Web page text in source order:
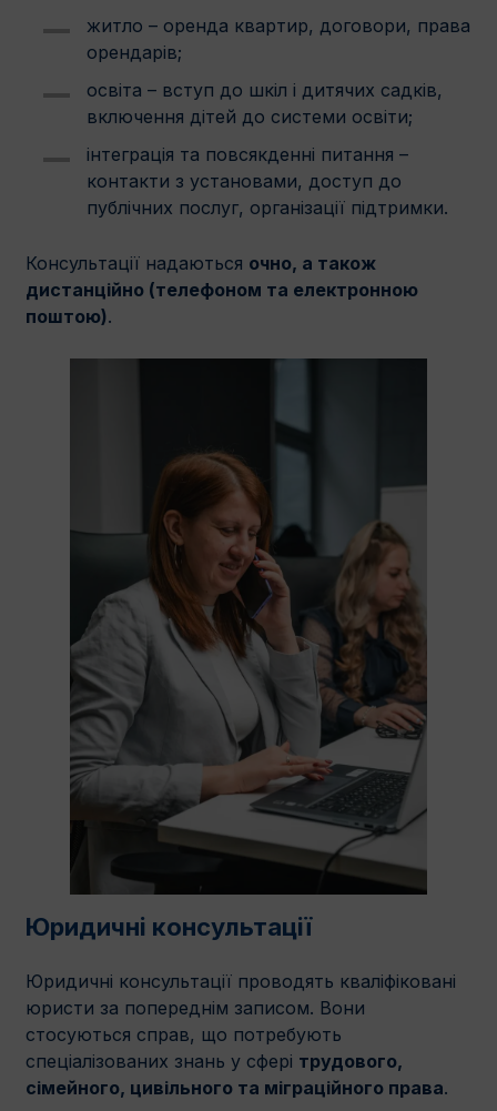
житло – оренда квартир, договори, права
орендарів;
освіта – вступ до шкіл і дитячих садків,
включення дітей до системи освіти;
інтеграція та повсякденні питання –
контакти з установами, доступ до
публічних послуг, організації підтримки.
Консультації надаються очно, а також
дистанційно (телефоном та електронною
поштою).
Юридичні консультації
Юридичні консультації проводять кваліфіковані
юристи за попереднім записом. Вони
стосуються справ, що потребують
спеціалізованих знань у сфері трудового,
сімейного, цивільного та міграційного права.